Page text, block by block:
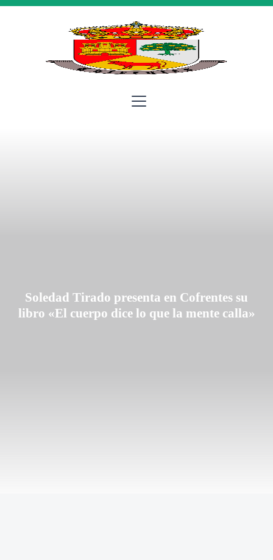
Soledad Tirado presenta en Cofrentes su
libro «El cuerpo dice lo que la mente calla»